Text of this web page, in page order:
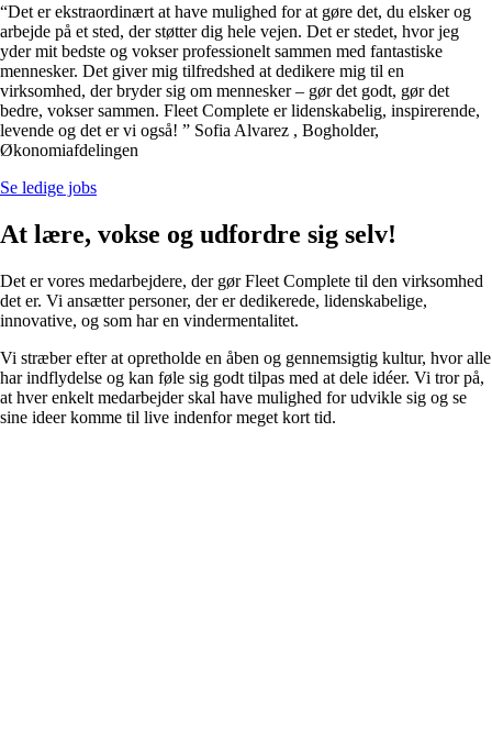
“Det er ekstraordinært at have mulighed for at gøre det, du elsker og
arbejde på et sted, der støtter dig hele vejen. Det er stedet, hvor jeg
yder mit bedste og vokser professionelt sammen med fantastiske
mennesker. Det giver mig tilfredshed at dedikere mig til en
virksomhed, der bryder sig om mennesker – gør det godt, gør det
bedre, vokser sammen. Fleet Complete er lidenskabelig, inspirerende,
levende og det er vi også! ” Sofia Alvarez , Bogholder,
Økonomiafdelingen
Se ledige jobs
At lære, vokse og udfordre sig selv!
Det er vores medarbejdere, der gør Fleet Complete til den virksomhed
det er. Vi ansætter personer, der er dedikerede, lidenskabelige,
innovative, og som har en vindermentalitet.
Vi stræber efter at opretholde en åben og gennemsigtig kultur, hvor alle
har indflydelse og kan føle sig godt tilpas med at dele idéer. Vi tror på,
at hver enkelt medarbejder skal have mulighed for udvikle sig og se
sine ideer komme til live indenfor meget kort tid.